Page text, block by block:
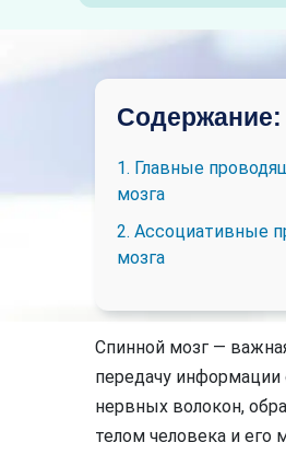
Содержание:
1. Главные
мозга
2. Ассоциативные
мозга
Спинной мозг —
передачу информации
нервных волокон,
телом человека и его